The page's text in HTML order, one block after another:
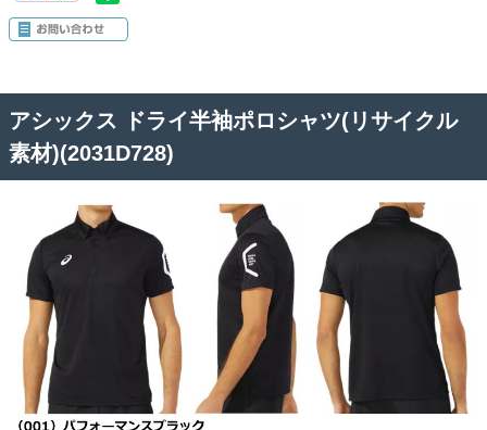
アシックス ドライ半袖ポロシャツ(リサイクル
素材)(2031D728)